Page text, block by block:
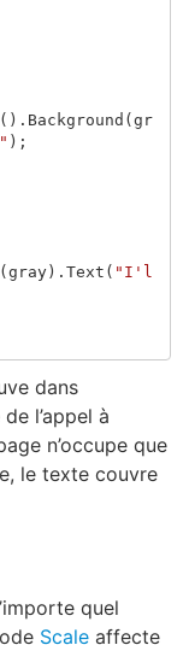
(). Background ( gr
);
( gray). Text ( "I'l
dans
l’appel à
n’occupe que
le texte couvre
quel
Scale affecte